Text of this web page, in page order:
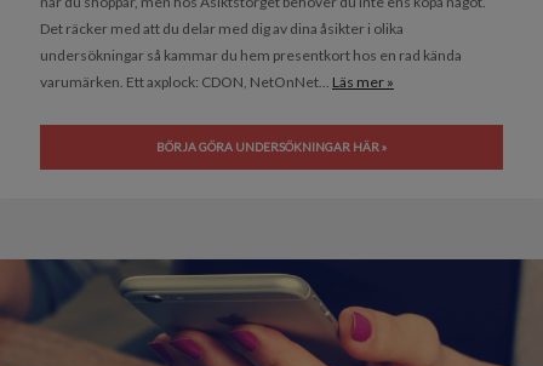
Det räcker med att du delar med dig av dina åsikter i olika
undersökningar så kammar du hem presentkort hos en rad kända
varumärken. Ett axplock: CDON, NetOnNet... Läs mer »
BÖRJA GÖRA UNDERSÖKNINGAR HÄR »